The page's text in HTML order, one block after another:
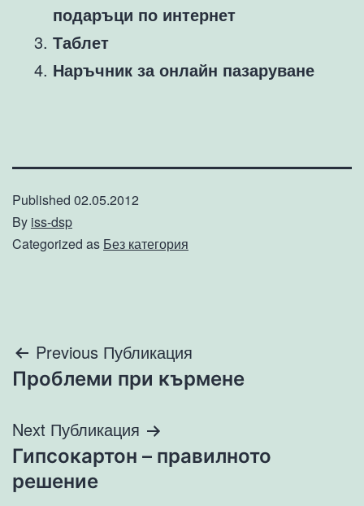
подаръци по интернет
Таблет
Наръчник за онлайн пазаруване
Published 02.05.2012
By iss-dsp
Categorized as Без категория
Навигация
Previous Публикация
Проблеми при кърмене
Next Публикация
Гипсокартон – правилното
решение